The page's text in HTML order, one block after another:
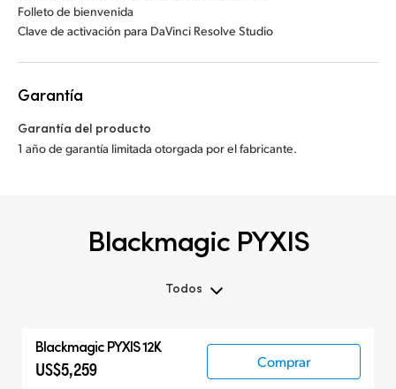
Folleto de bienvenida
Clave de activación para DaVinci Resolve Studio
Garantía
Garantía del producto
1 año de garantía limitada otorgada por el fabricante.
Blackmagic PYXIS
Todos
Blackmagic PYXIS 12K
US$5,259 Comprar